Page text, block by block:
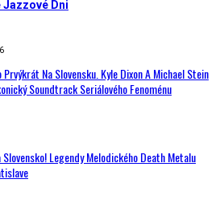
Dni
Na Slovensku. Kyle Dixon A Michael Stein
Soundtrack Seriálového Fenoménu
Slovensko! Legendy Melodického Death Metalu